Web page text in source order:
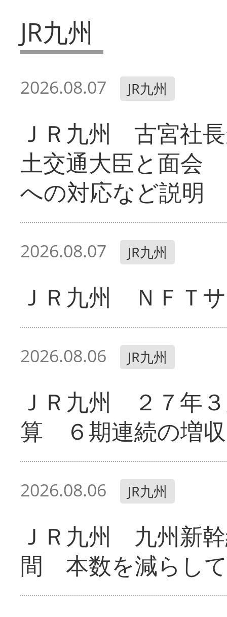
JR九州
2026.08.07 JR九州
ＪＲ九州 古宮社
土交通大臣と面会
への対応など説明
2026.08.07 JR九州
ＪＲ九州 ＮＦＴ
2026.08.06 JR九州
ＪＲ九州 ２７年
算 ６期連続の増収
2026.08.06 JR九州
ＪＲ九州 九州新
間 本数を減らし